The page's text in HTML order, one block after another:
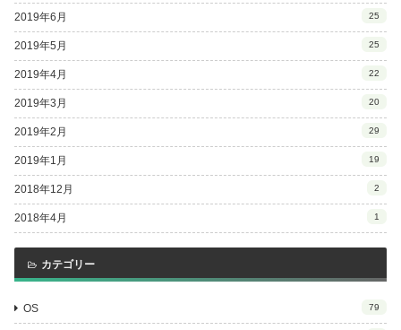
2019年6月 25
2019年5月 25
2019年4月 22
2019年3月 20
2019年2月 29
2019年1月 19
2018年12月 2
2018年4月 1
カテゴリー
OS 79